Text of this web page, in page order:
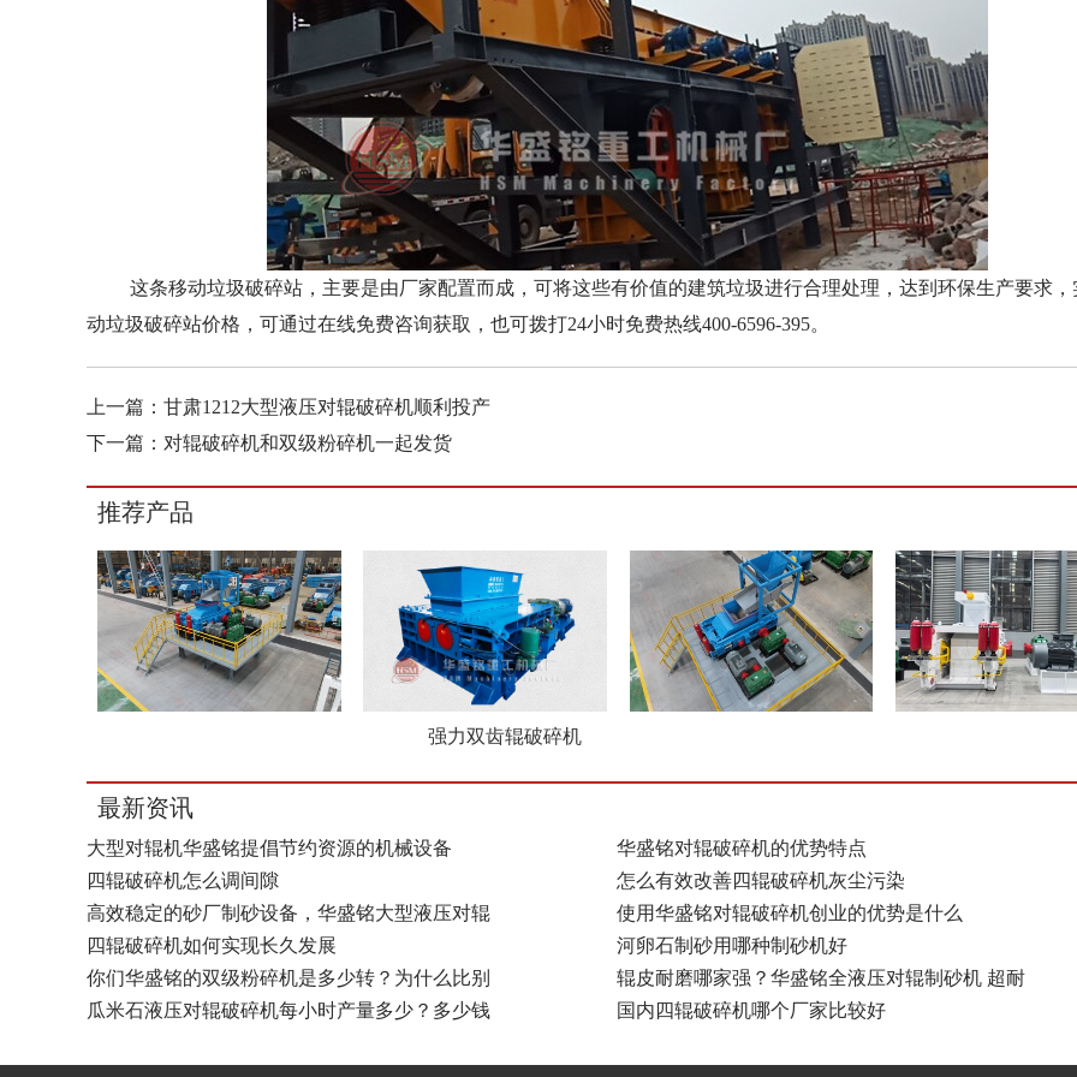
这条移动垃圾破碎站，主要是由厂家配置而成，可将这些有价值的建筑垃圾进行合理处理，达到环保生产要求，
动垃圾破碎站价格，可通过在线免费咨询获取，也可拨打24小时免费热线400-6596-395。
上一篇： 甘肃1212大型液压对辊破碎机顺利投产
下一篇： 对辊破碎机和双级粉碎机一起发货
推荐产品
强力双齿辊破碎机
最新资讯
大型对辊机华盛铭提倡节约资源的机械设备
华盛铭对辊破碎机的优势特点
四辊破碎机怎么调间隙
怎么有效改善四辊破碎机灰尘污染
高效稳定的砂厂制砂设备，华盛铭大型液压对辊
使用华盛铭对辊破碎机创业的优势是什么
四辊破碎机如何实现长久发展
河卵石制砂用哪种制砂机好
你们华盛铭的双级粉碎机是多少转？为什么比别
辊皮耐磨哪家强？华盛铭全液压对辊制砂机 超耐
瓜米石液压对辊破碎机每小时产量多少？多少钱
国内四辊破碎机哪个厂家比较好